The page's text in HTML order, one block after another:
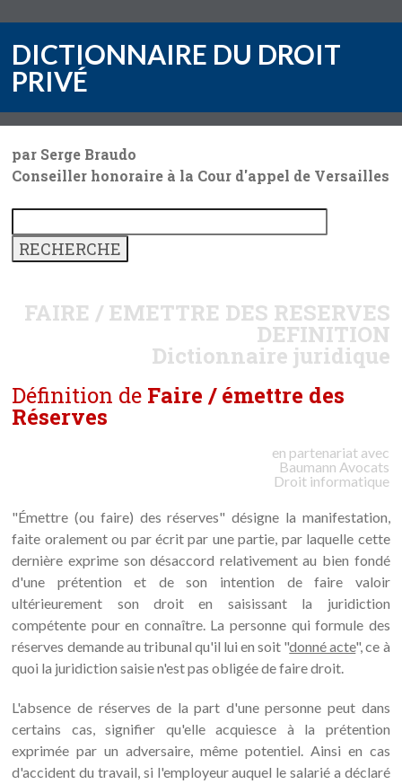
DICTIONNAIRE DU DROIT
PRIVÉ
par Serge Braudo
Conseiller honoraire à la Cour d'appel de Versailles
FAIRE / EMETTRE DES RESERVES
DEFINITION
Dictionnaire juridique
Définition de Faire / émettre des
Réserves
en partenariat avec
Baumann Avocats
Droit informatique
"Émettre (ou faire) des réserves" désigne la manifestation,
faite oralement ou par écrit par une partie, par laquelle cette
dernière exprime son désaccord relativement au bien fondé
d'une prétention et de son intention de faire valoir
ultérieurement son droit en saisissant la juridiction
compétente pour en connaître. La personne qui formule des
réserves demande au tribunal qu'il lui en soit "donné acte", ce à
quoi la juridiction saisie n'est pas obligée de faire droit.
L'absence de réserves de la part d'une personne peut dans
certains cas, signifier qu'elle acquiesce à la prétention
exprimée par un adversaire, même potentiel. Ainsi en cas
d'accident du travail, si l'employeur auquel le salarié a déclaré